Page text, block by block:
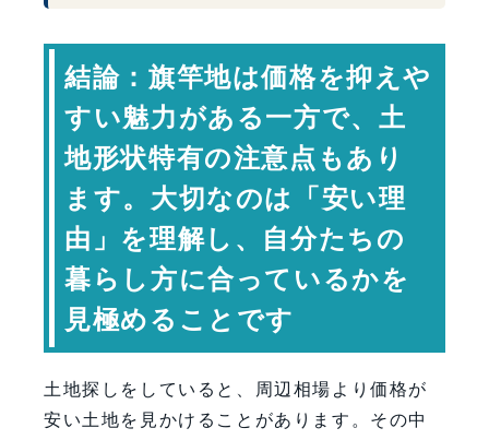
旗竿地で失敗しやすいポイント
宮崎で旗竿地を考える際のポイント
旗竿地のメリット・デメリット
比較
家づくりで本当に大切なのは「土地の
形」より「暮らし方」
専門家コメント
一級建築士 岩下政人（ハミング
ホーム 代表取締役）
【会社情報・お問い合わせ】
結論：旗竿地は価格を抑えや
すい魅力がある一方で、土
地形状特有の注意点もあり
ます。大切なのは「安い理
由」を理解し、自分たちの
暮らし方に合っているかを
見極めることです
土地探しをしていると、周辺相場より価格が
安い土地を見かけることがあります。その中